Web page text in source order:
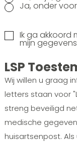
Ja, onder
Ik ga akkoord
mijn
LSP
Wij willen u graag
letters staan voor
streng beveiligd
medische
huisartsenpost.